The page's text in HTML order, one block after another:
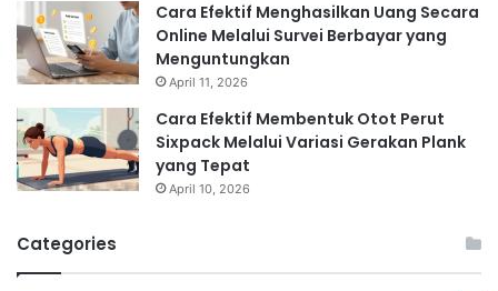
Cara Efektif Menghasilkan Uang Secara
Online Melalui Survei Berbayar yang
Menguntungkan
April 11, 2026
Cara Efektif Membentuk Otot Perut
Sixpack Melalui Variasi Gerakan Plank
yang Tepat
April 10, 2026
Categories